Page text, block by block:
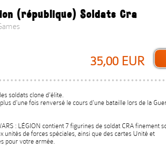
(république) Soldats Cra
35,00 EUR
soldats clone d'élite.
d'une fois renversé le cours d'une bataille lors de la
: LÉGION contient 7 figurines de soldat CRA finement
unités de forces spéciales, ainsi que des cartes Unité et
pour votre armée.